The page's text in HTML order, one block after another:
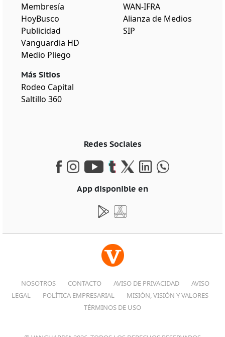
Membresía
HoyBusco
Publicidad
Vanguardia HD
Medio Pliego
Más Sitios
Rodeo Capital
Saltillo 360
WAN-IFRA
Alianza de Medios
SIP
Redes Sociales
App disponible en
NOSOTROS CONTACTO AVISO DE PRIVACIDAD
AVISO
LEGAL
POLÍTICA EMPRESARIAL
MISIÓN, VISIÓN Y VALORES
TÉRMINOS DE USO